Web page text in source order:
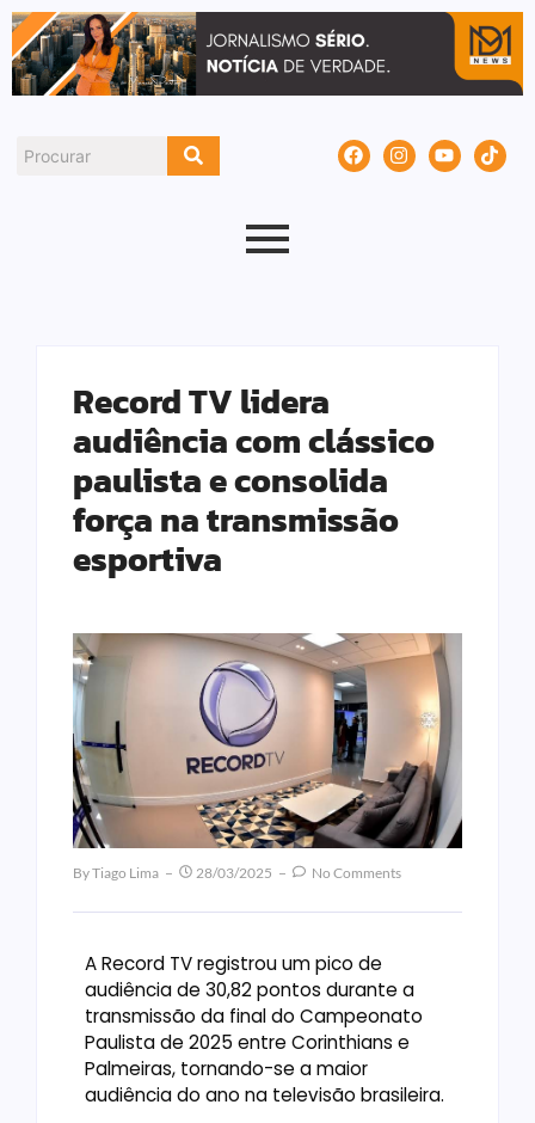
Record TV lidera
audiência com clássico
paulista e consolida
força na transmissão
esportiva
ByTiago Lima 28/03/2025 No Comments
A Record TV registrou um pico de
audiência de 30,82 pontos durante a
transmissão da final do Campeonato
Paulista de 2025 entre Corinthians e
Palmeiras, tornando-se a maior
audiência do ano na televisão brasileira.